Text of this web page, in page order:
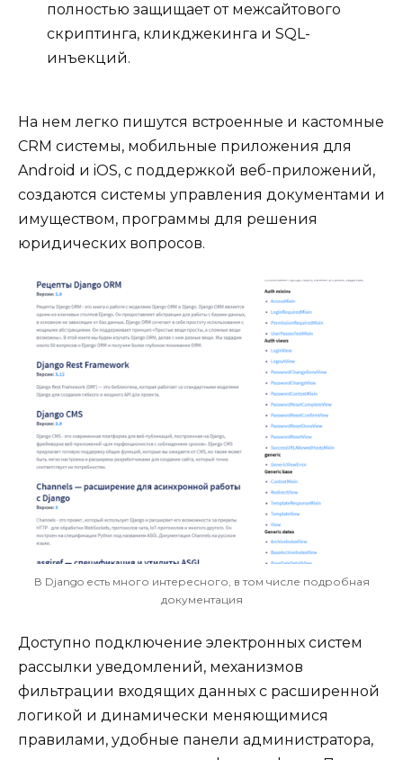
полностью защищает от межсайтового
скриптинга, кликджекинга и SQL-
инъекций.
На нем легко пишутся встроенные и кастомные
CRM системы, мобильные приложения для
Android и iOS, с поддержкой веб-приложений,
создаются системы управления документами и
имуществом, программы для решения
юридических вопросов.
В Django есть много интересного, в том числе подробная
документация
Доступно подключение электронных систем
рассылки уведомлений, механизмов
фильтрации входящих данных с расширенной
логикой и динамически меняющимися
правилами, удобные панели администратора,